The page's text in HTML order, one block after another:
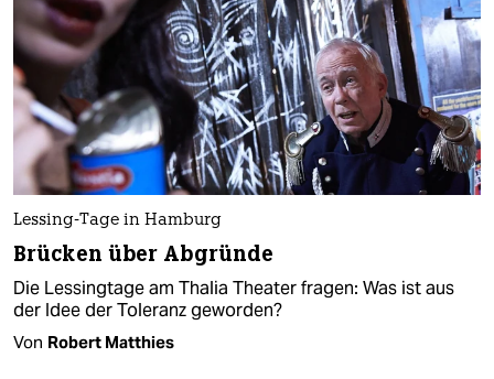
Lessing-Tage in Hamburg
Brücken über Abgründe
Die Lessingtage am Thalia Theater fragen: Was ist aus
der Idee der Toleranz geworden?
Von Robert Matthies